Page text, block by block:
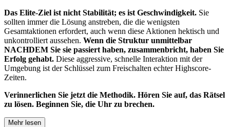
Das Elite-Ziel ist nicht Stabilität; es ist Geschwindigkeit. Sie
sollten immer die Lösung anstreben, die die wenigsten
Gesamtaktionen erfordert, auch wenn diese Aktionen hektisch und
unkontrolliert aussehen. Wenn die Struktur unmittelbar
NACHDEM Sie sie passiert haben, zusammenbricht, haben Sie
Erfolg gehabt. Diese aggressive, schnelle Interaktion mit der
Umgebung ist der Schlüssel zum Freischalten echter Highscore-
Zeiten.
Verinnerlichen Sie jetzt die Methodik. Hören Sie auf, das Rätsel
zu lösen. Beginnen Sie, die Uhr zu brechen.
Mehr lesen